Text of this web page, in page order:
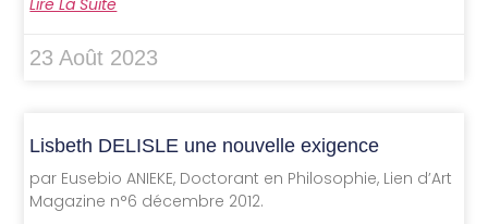
Lire La Suite
23 Août 2023
Lisbeth DELISLE une nouvelle exigence
par Eusebio ANIEKE, Doctorant en Philosophie, Lien d’Art
Magazine n°6 décembre 2012.